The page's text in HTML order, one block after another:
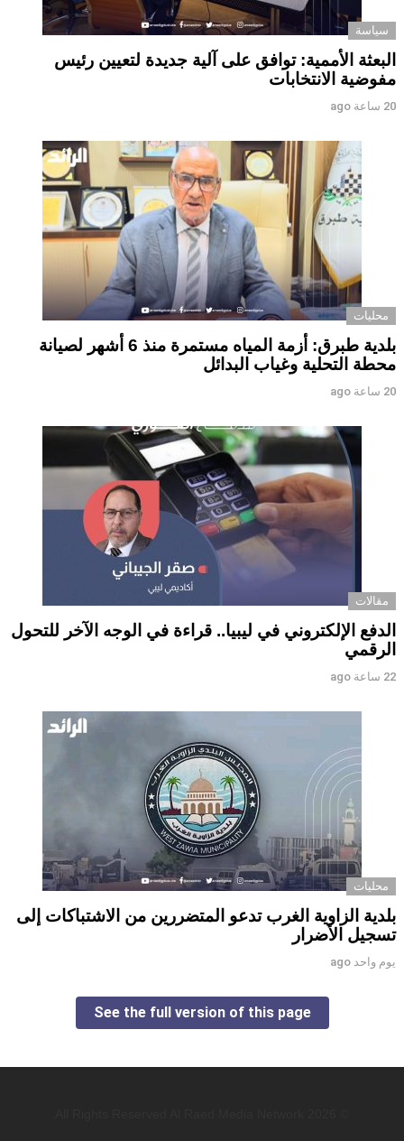
سياسة
البعثة الأممية: توافق على آلية جديدة لتعيين رئيس
مفوضية الانتخابات
20 ساعة ago
محليات
بلدية طبرق: أزمة المياه مستمرة منذ 6 أشهر لصيانة
محطة التحلية وغياب البدائل ‏ ‏
20 ساعة ago
مقالات
الدفع الإلكتروني في ليبيا.. قراءة في الوجه الآخر للتحول
الرقمي ‏
22 ساعة ago
محليات
بلدية الزاوية الغرب تدعو المتضررين من الاشتباكات إلى
تسجيل الأضرار
يوم واحد ago
See the full version of this page